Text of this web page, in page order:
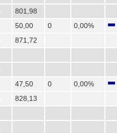
801,98
50,00 0
0,00%
871,72
47,50 0
0,00%
828,13